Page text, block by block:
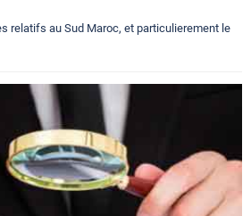
relatifs au Sud Maroc, et particulierement le